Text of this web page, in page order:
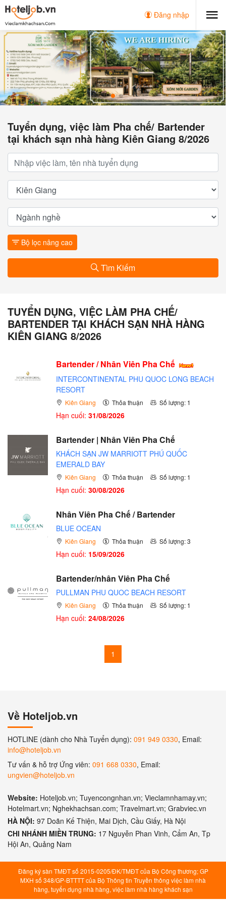
Đăng nhập
Tuyển dụng, việc làm Pha chế/ Bartender
tại khách sạn nhà hàng Kiên Giang 8/2026
Bộ lọc nâng cao
Tìm Kiếm
TUYỂN DỤNG, VIỆC LÀM PHA CHẾ/
BARTENDER TẠI KHÁCH SẠN NHÀ HÀNG
KIÊN GIANG 8/2026
Bartender / Nhân Viên Pha Chế
INTERCONTINENTAL PHU QUOC LONG BEACH
RESORT
Kiên Giang Thỏa thuận Số lượng: 1
Hạn cuối: 31/08/2026
Bartender | Nhân Viên Pha Chế
KHÁCH SẠN JW MARRIOTT PHÚ QUỐC
EMERALD BAY
Kiên Giang Thỏa thuận Số lượng: 1
Hạn cuối: 30/08/2026
Nhân Viên Pha Chế / Bartender
BLUE OCEAN
Kiên Giang Thỏa thuận Số lượng: 3
Hạn cuối: 15/09/2026
Bartender/nhân Viên Pha Chế
PULLMAN PHU QUOC BEACH RESORT
Kiên Giang Thỏa thuận Số lượng: 1
Hạn cuối: 24/08/2026
1
Về Hoteljob.vn
HOTLINE (dành cho Nhà Tuyển dụng): 091 949 0330, Email:
info@hoteljob.vn
Tư vấn & hỗ trợ Ứng viên: 091 668 0330, Email:
ungvien@hoteljob.vn
Website: Hoteljob.vn; Tuyencongnhan.vn; Vieclamnhamay.vn;
Hotelmart.vn; Nghekhachsan.com; Travelmart.vn; Grabviec.vn
HÀ NỘI: 97 Doãn Kế Thiện, Mai Dịch, Cầu Giấy, Hà Nội
CHI NHÁNH MIỀN TRUNG: 17 Nguyễn Phan Vinh, Cẩm An, Tp
Hội An, Quảng Nam
Đăng ký sàn TMĐT số 2015-0205/ĐK/TMĐT của Bộ Công thương; GP
MXH số 348/GP-BTTTT của Bộ Thông tin Truyền thông việc làm nhà
hàng, tuyển dụng nhà hàng, việc làm nhà hàng khách sạn